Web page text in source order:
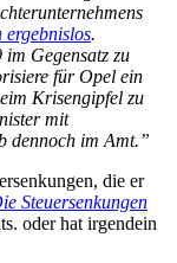
ergebnislos.
Gegensatz zu
für Opel ein
Krisengipfel zu
mit
dennoch im Amt.”
die er
Steuersenkungen
oder hat irgendein